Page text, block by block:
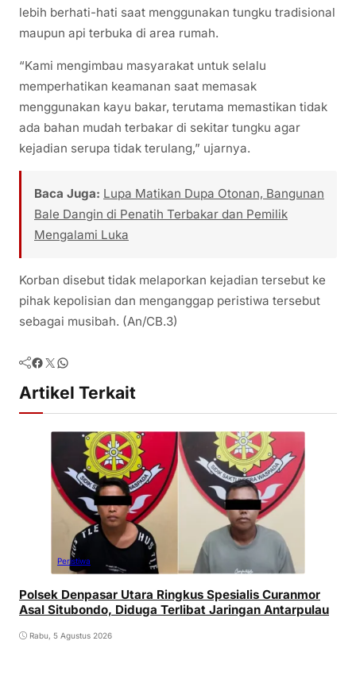
lebih berhati-hati saat menggunakan tungku tradisional
maupun api terbuka di area rumah.
“Kami mengimbau masyarakat untuk selalu
memperhatikan keamanan saat memasak
menggunakan kayu bakar, terutama memastikan tidak
ada bahan mudah terbakar di sekitar tungku agar
kejadian serupa tidak terulang,” ujarnya.
Baca Juga: Lupa Matikan Dupa Otonan, Bangunan
Bale Dangin di Penatih Terbakar dan Pemilik
Mengalami Luka
Korban disebut tidak melaporkan kejadian tersebut ke
pihak kepolisian dan menganggap peristiwa tersebut
sebagai musibah. (An/CB.3)
Facebook Twitter WhatsApp
Artikel Terkait
Peristiwa
Polsek Denpasar Utara Ringkus Spesialis Curanmor
Asal Situbondo, Diduga Terlibat Jaringan Antarpulau
Rabu, 5 Agustus 2026